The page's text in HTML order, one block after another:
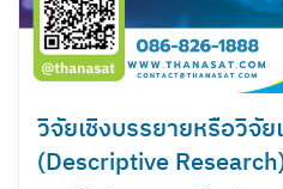
ไทย
วิจัยเชิงบรรยายหรือวิจั
(Descriptive